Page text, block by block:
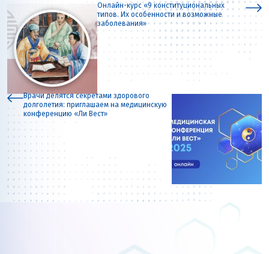
Врачи делятся секретами здорового
долголетия: приглашаем на медицинскую
конференцию «Ли Вест»
Онлайн-курс «9 конституциональных
типов. Их особенности и возможные
заболевания»